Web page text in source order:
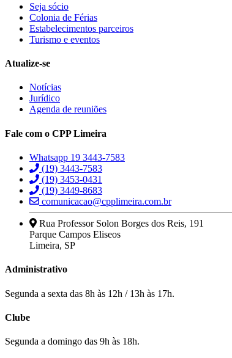
Seja sócio
Colonia de Férias
Estabelecimentos parceiros
Turismo e eventos
Atualize-se
Notícias
Jurídico
Agenda de reuniões
Fale com o CPP Limeira
Whatsapp 19 3443-7583
(19) 3443-7583
(19) 3453-0431
(19) 3449-8683
comunicacao@cpplimeira.com.br
Rua Professor Solon Borges dos Reis, 191
Parque Campos Eliseos
Limeira, SP
Administrativo
Segunda a sexta das 8h às 12h / 13h às 17h.
Clube
Segunda a domingo das 9h às 18h.